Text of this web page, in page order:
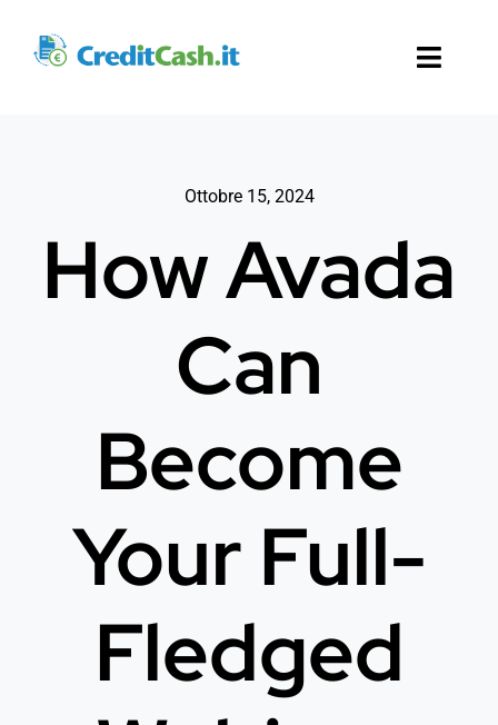
contenuto
Ottobre 15, 2024
How Avada
Can
Become
Your Full-
Fledged